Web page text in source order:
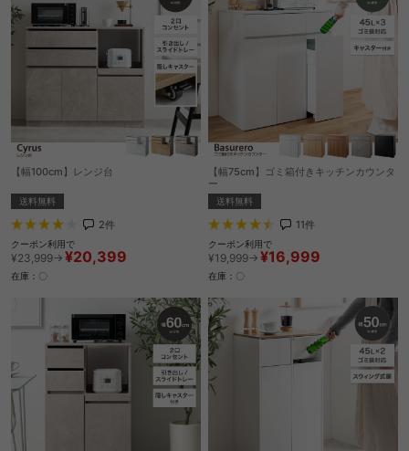
【幅100cm】レンジ台
送料無料
2件
クーポン利用で
¥23,999→ ¥20,399
在庫：〇
【幅75cm】ゴミ箱付きキッチンカウンタ
ー
送料無料
11件
クーポン利用で
¥19,999→ ¥16,999
在庫：〇